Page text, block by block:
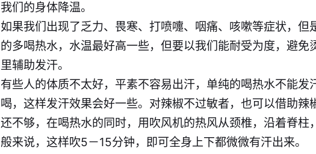
我们的身体降温。
如果我们出现了乏力、畏寒、打喷嚏、咽痛、咳嗽等症状，但
的多喝热水，水温最好高一些，但要以我们能耐受为度，避免
里辅助发汗。
有些人的体质不太好，平素不容易出汗，单纯的喝热水不能发
喝，这样发汗效果会好一些。对辣椒不过敏者，也可以借助辣
还不够，在喝热水的同时，用吹风机的热风从颈椎，沿着脊柱
般来说，这样吹5－15分钟，即可全身上下都微微有汗出来。